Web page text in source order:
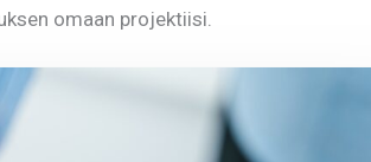
omaan projektiisi.